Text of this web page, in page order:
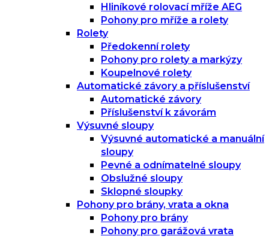
Hliníkové rolovací mříže AEG
Pohony pro mříže a rolety
Rolety
Předokenní rolety
Pohony pro rolety a markýzy
Koupelnové rolety
Automatické závory a příslušenství
Automatické závory
Příslušenství k závorám
Výsuvné sloupy
Výsuvné automatické a manuální
sloupy
Pevné a odnímatelné sloupy
Obslužné sloupy
Sklopné sloupky
Pohony pro brány, vrata a okna
Pohony pro brány
Pohony pro garážová vrata